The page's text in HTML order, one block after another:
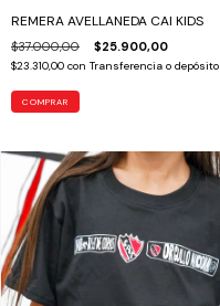
REMERA AVELLANEDA CAI KIDS
$37.000,00 $25.900,00
$23.310,00 con Transferencia o depósito
COMPRAR